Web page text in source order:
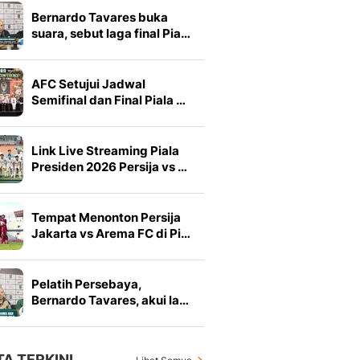
Bernardo Tavares buka
suara, sebut laga final Pia…
AFC Setujui Jadwal
Semifinal dan Final Piala …
Link Live Streaming Piala
Presiden 2026 Persija vs …
Tempat Menonton Persija
Jakarta vs Arema FC di Pi…
Pelatih Persebaya,
Bernardo Tavares, akui la…